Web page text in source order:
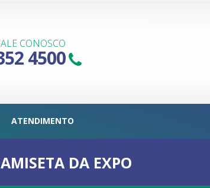
CONOSCO
4500
ATENDIMENTO
DA EXPO